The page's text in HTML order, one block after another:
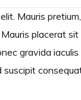
Mauris
placerat
gravida